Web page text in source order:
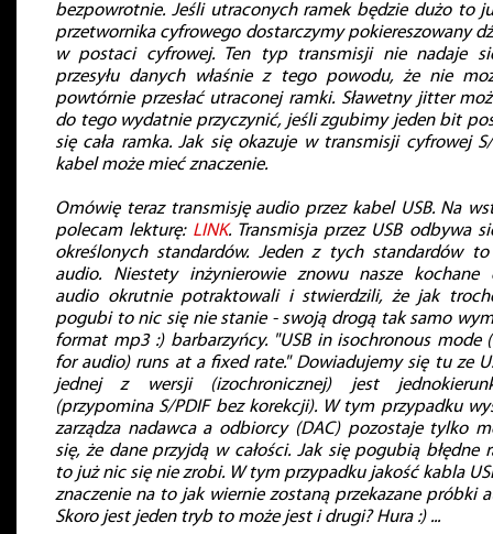
bezpowrotnie. Jeśli utraconych ramek będzie dużo to
przetwornika cyfrowego dostarczymy pokiereszowany
w postaci cyfrowej. Ten typ transmisji nie nadaje
przesyłu danych właśnie z tego powodu, że nie
powtórnie przesłać utraconej ramki. Sławetny jitter
do tego wydatnie przyczynić, jeśli zgubimy jeden bit
się cała ramka. Jak się okazuje w transmisji cyfrowej S/
kabel może mieć znaczenie.
Omówię teraz transmisję audio przez kabel USB. Na
polecam lekturę: LINK. Transmisja przez USB odbywa
określonych standardów. Jeden z tych standardów to
audio. Niestety inżynierowie znowu nasze kochane
audio okrutnie potraktowali i stwierdzili, że jak
pogubi to nic się nie stanie - swoją drogą tak samo
format mp3 :) barbarzyńcy. "USB in isochronous mode
for audio) runs at a fixed rate." Dowiadujemy się tu ze
jednej z wersji (izochronicznej) jest
(przypomina S/PDIF bez korekcji). W tym przypadku
zarządza nadawca a odbiorcy (DAC) pozostaje tylko
się, że dane przyjdą w całości. Jak się pogubią błędne
to już nic się nie zrobi. W tym przypadku jakość kabla
znaczenie na to jak wiernie zostaną przekazane próbki
Skoro jest jeden tryb to może jest i drugi? Hura :) ...